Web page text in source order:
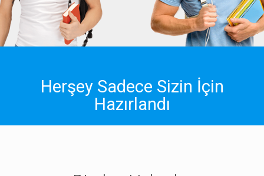
Herşey Sadece Sizin İçin
Hazırlandı